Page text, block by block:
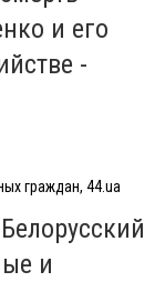
и его
-
граждан, 44.ua
и